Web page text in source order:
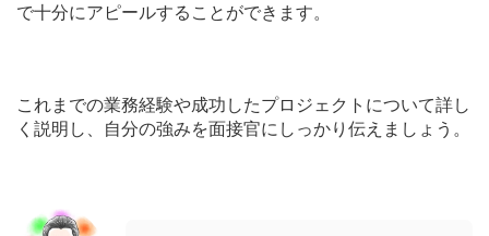
で十分にアピールすることができます。
これまでの業務経験や成功したプロジェクトについて詳し
く説明し、自分の強みを面接官にしっかり伝えましょう。